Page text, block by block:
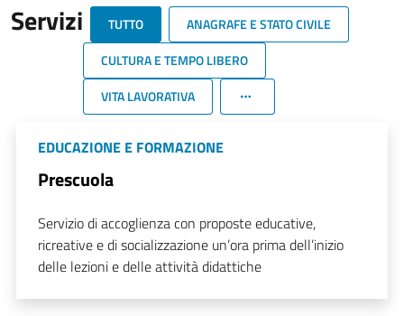
Servizi TUTTO
ANAGRAFE E STATO CIVILE
CULTURA E TEMPO LIBERO
VITA LAVORATIVA
EDUCAZIONE E FORMAZIONE
Prescuola
Servizio di accoglienza con proposte educative,
ricreative e di socializzazione un’ora prima dell’inizio
delle lezioni e delle attività didattiche